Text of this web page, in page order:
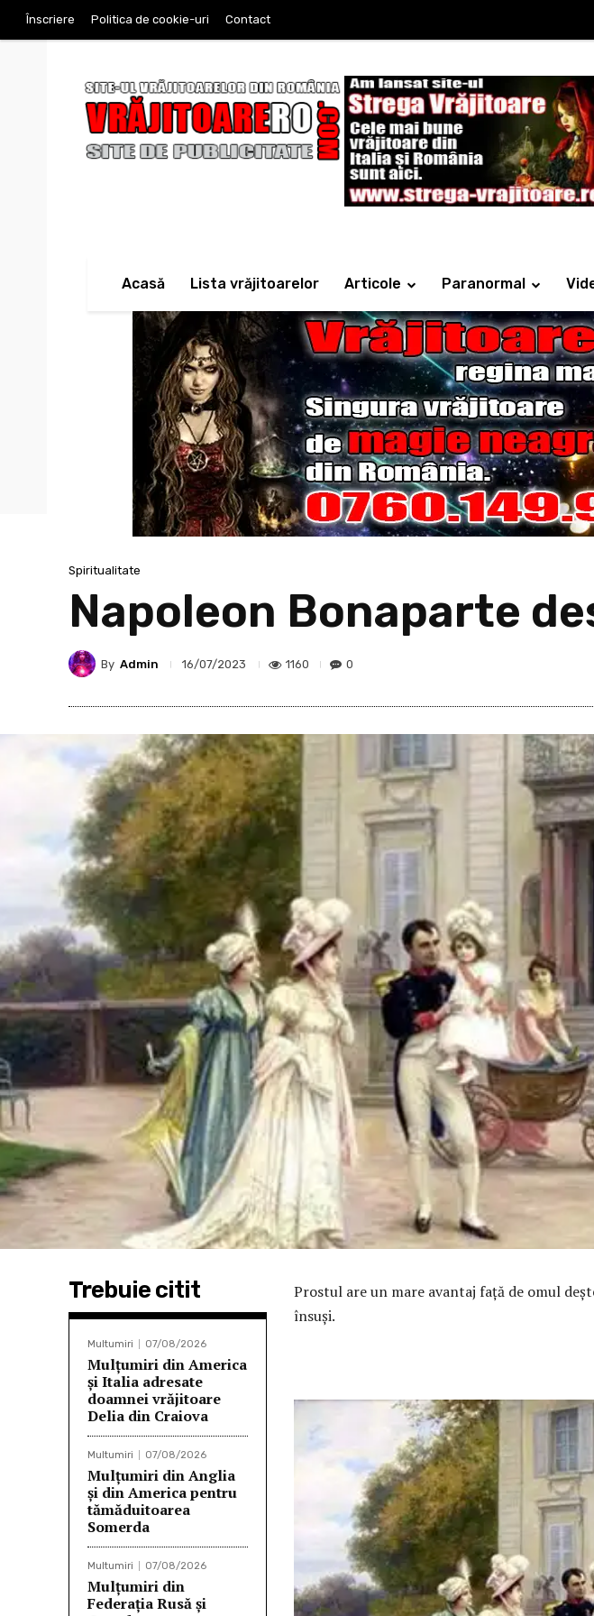
Înscriere Politica de cookie-uri Contact
Acasă Lista vrăjitoarelor Articole Paranormal
Spiritualitate
Napoleon Bonaparte
By Admin 16/07/2023 1160 0
Trebuie citit
Multumiri 07/08/2026
Mulțumiri din America
și Italia adresate
doamnei vrăjitoare
Delia din Craiova
Multumiri 07/08/2026
Mulțumiri din Anglia
și din America pentru
tămăduitoarea
Somerda
Multumiri 07/08/2026
Mulţumiri din
Federația Rusă și
Prostul are un mare avantaj faţă de omul
însuşi.